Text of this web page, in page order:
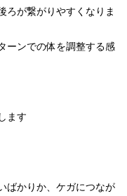
ろが繋がりやすくなりま
ーンでの体を調整する感
ます
ばかりか、ケガにつなが